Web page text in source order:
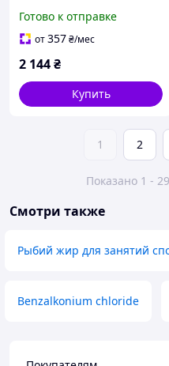
Готово к отправке
от357₴/мес
2 144₴
Купить
1 2
Показано 1 -
Смотри также
Рыбий жир для занятий
Benzalkonium chloride